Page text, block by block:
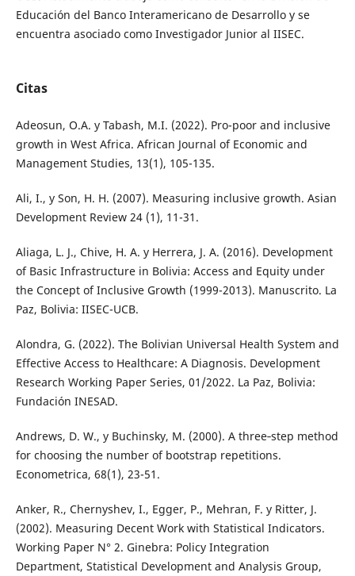
Educación del Banco Interamericano de Desarrollo y se
encuentra asociado como Investigador Junior al IISEC.
Citas
Adeosun, O.A. y Tabash, M.I. (2022). Pro-poor and inclusive
growth in West Africa. African Journal of Economic and
Management Studies, 13(1), 105-135.
Ali, I., y Son, H. H. (2007). Measuring inclusive growth. Asian
Development Review 24 (1), 11-31.
Aliaga, L. J., Chive, H. A. y Herrera, J. A. (2016). Development
of Basic Infrastructure in Bolivia: Access and Equity under
the Concept of Inclusive Growth (1999-2013). Manuscrito. La
Paz, Bolivia: IISEC-UCB.
Alondra, G. (2022). The Bolivian Universal Health System and
Effective Access to Healthcare: A Diagnosis. Development
Research Working Paper Series, 01/2022. La Paz, Bolivia:
Fundación INESAD.
Andrews, D. W., y Buchinsky, M. (2000). A three‐step method
for choosing the number of bootstrap repetitions.
Econometrica, 68(1), 23-51.
Anker, R., Chernyshev, I., Egger, P., Mehran, F. y Ritter, J.
(2002). Measuring Decent Work with Statistical Indicators.
Working Paper N° 2. Ginebra: Policy Integration
Department, Statistical Development and Analysis Group,